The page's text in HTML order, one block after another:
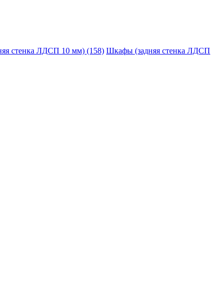
стенка ЛДСП 10 мм) (158) Шкафы (задняя стенка ЛДСП